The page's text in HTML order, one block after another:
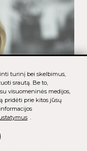
habilituota
atvedė gyvensenos
turinį bei skelbimus,
srautą. Be to,
visuomeninės medijos,
pridėti prie kitos jūsų
.